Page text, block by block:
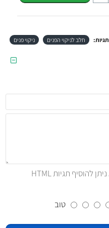
תגיות: חלב לניקוי הפנים ניקוי פנים
לא ניתן להוסיף תגיות HTML
טוב